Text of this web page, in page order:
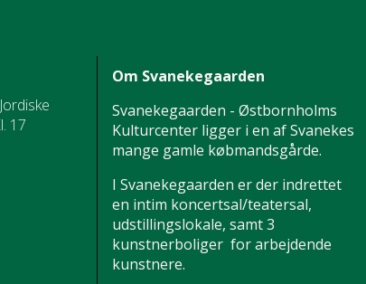
17
Om Svanekegaarden
Svanekegaarden - Østbornholms
Kulturcenter ligger i en af Svanekes
mange gamle købmandsgårde.
I Svanekegaarden er der indrettet
en intim koncertsal/teatersal,
udstillingslokale, samt 3
kunstnerboliger for arbejdende
kunstnere.